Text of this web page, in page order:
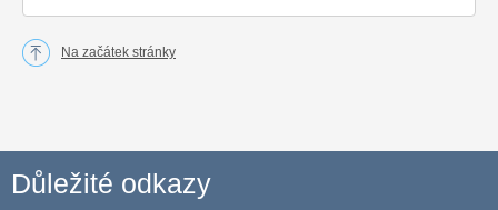
Na začátek stránky
Důležité odkazy